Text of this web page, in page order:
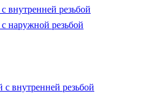
внутренней резьбой
наружной резьбой
внутренней резьбой